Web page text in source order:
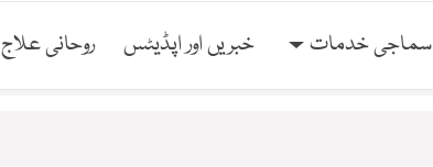
سماجی خدمات خبریں اور اپڈیٹس روحانی علاج